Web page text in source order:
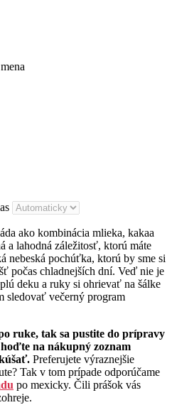
ako kombinácia mlieka, kakaa
a lahodná záležitosť, ktorú máte
nebeská pochúťka, ktorú by sme si
počas chladnejších dní. Veď nie je
deku a ruky si ohrievať na šálke
sledovať večerný program
ruke, tak sa pustite do prípravy
na nákupný zoznam
Preferujete výraznejšie
Tak v tom prípade odporúčame
po mexicky. Čili prášok vás